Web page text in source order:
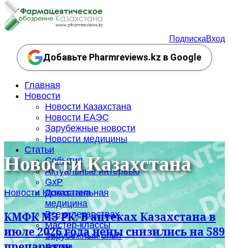
ПодпискаВход
Добавьте Pharmreviews.kz в Google
Главная
Новости
Новости Казахстана
Новости ЕАЭС
Зарубежные новости
Новости медицины
Статьи
События
Актуальные интервью
GxP
Доказательная
медицина
Все о лекарствах
Мастер-классы
Зарубежный опыт
Новости Казахстана
Новости Казахстана
КМФК МЗ РК: В аптеках Казахстана в
июле 2026 года цены снизились на 589